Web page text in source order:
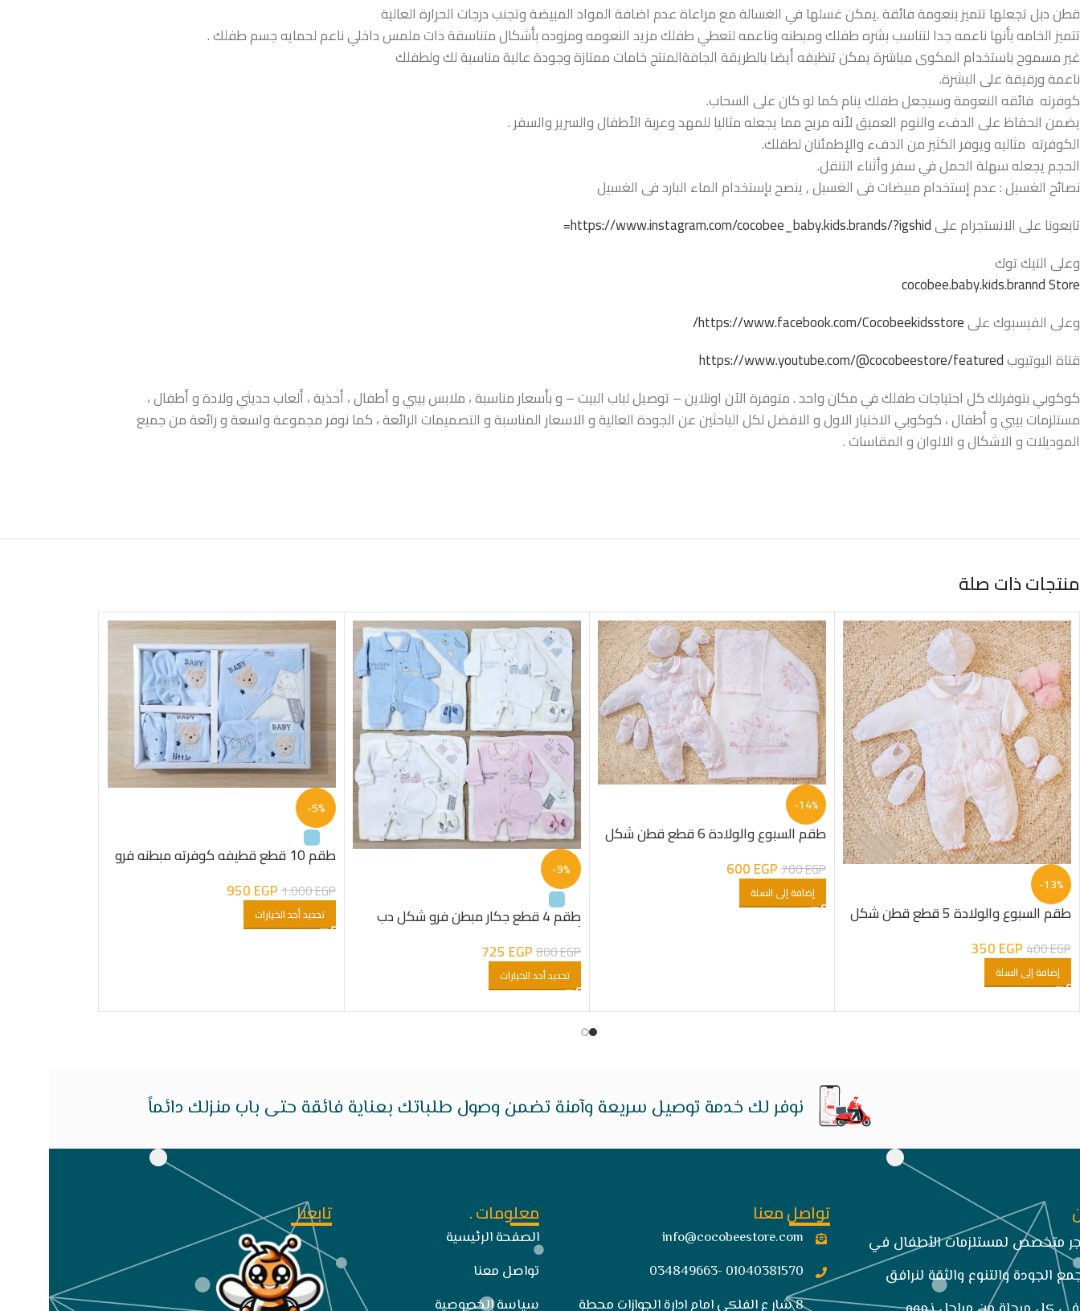
قطن دبل تجعلها تتميز بنعومة فائقة .يمكن غسلها في الغسالة مع مراعاة عدم اضافة المواد المبيضة وتجنب درجات الحرارة العالية
تتميز الخامه بأنها ناعمه جدا لتناسب بشره طفلك ومبطنه وناعمه لتعطي طفلك مزيد النعومه ومزوده بأشكال متناسقة ذات ملمس داخلي ناعم لحمايه جسم طفلك .
غير مسموح باستخدام المكوى مباشرة يمكن تنظيفه أيضا بالطريقة الجافةالمنتج خامات ممتازة وجودة عالية مناسبة لك ولطفلك
ناعمة ورقيقة على البشرة.
كوفرته فائقه النعومة وسيجعل طفلك ينام كما لو كان على السحاب.
يضمن الحفاظ على الدفء والنوم العميق لأنه مريح مما يجعله مثاليا للمهد وعربة الأطفال والسرير والسفر .
الكوفرته مثاليه ويوفر الكثير من الدفء والإطمئنان لطفلك.
الحجم يجعله سهلة الحمل في سفر وأثناء التنقل.
نصائح الغسيل : عدم إستخدام مبيضات فى الغسيل , ينصح بإستخدام الماء البارد فى الغسيل
تابعونا على الانستجرام علىhttps://www.instagram.com/cocobee_baby.kids.brands/?igshid=
وعلى التيك توك
cocobee.baby.kids.brannd Store
وعلى الفيسبوك علىhttps://www.facebook.com/Cocobeekidsstore/
قناة اليوتيوبhttps://www.youtube.com/@cocobeestore/featured
كوكوبي بتوفرلك كل احتياجات طفلك في مكان واحد . متوفرة الآن اونلاين – توصيل لباب البيت – و بأسعار مناسبة ، ملابس بيبي و أطفال ، أحذية ، ألعاب حديثي ولادة و أطفال ،
مستلزمات بيبي و أطفال ، كوكوبي الاختيار الاول و الافضل لكل الباحثين عن الجودة العالية و الاسعار المناسبة و التصميمات الرائعة ، كما نوفر مجموعة واسعة و رائعة من جميع
الموديلات و الاشكال و الالوان و المقاسات .
منتجات ذات صلة
-13%
طقم السبوع والولادة 5 قطع قطن شكل
ارنب مطبوع
400EGP
350EGP
إضافة إلى السلة
-14%
طقم السبوع والولادة 6 قطع قطن شكل
ارنب مطبوع
700EGP
600EGP
إضافة إلى السلة
-9%
طقم 4 قطع جكار مبطن فرو شكل دب
أولادى
800EGP
725 EGP
تحديد أحد الخيارات
-5%
طقم 10 قطع قطيفه كوفرته مبطنه فرو
شكل دب اولادى
1.000EGP
950EGP
تحديد أحد الخيارات
نوفر لك خدمة توصيل سريعة وآمنة تضمن وصول طلباتك بعناية فائقة حتى باب منزلك دائماً
متخصص لمستلزمات الأطفال في
الجودة والتنوع والثقة لنرافق
تواصل معنا
info@cocobeestore.com​
01040381570 -034849663
8 شار ع الفلكى امام ادارة الجوازات محطة
معلومات .
الصفحة الرئيسية
تواصل معنا
سياسة الخصوصية
تابعنا